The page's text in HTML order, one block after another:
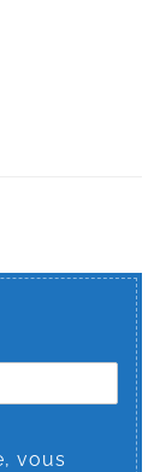
vous